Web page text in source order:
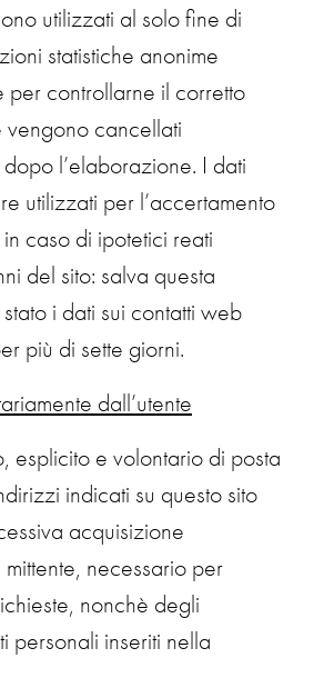
utilizzati al solo fine di
statistiche anonime
per controllarne il corretto
cancellati
l’elaborazione. I dati
utilizzati per l’accertamento
caso di ipotetici reati
del sito: salva questa
i dati sui contatti web
più di sette giorni.
dall’utente
esplicito e volontario di posta
indicati su questo sito
acquisizione
necessario per
nonchè degli
personali inseriti nella